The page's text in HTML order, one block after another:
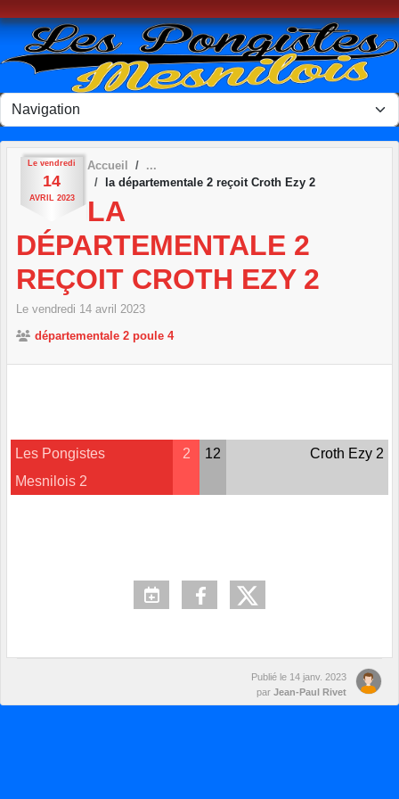
Le vendredi
14
AVRIL 2023
Accueil
la départementale 2 reçoit Croth Ezy 2
LA
DÉPARTEMENTALE 2
REÇOIT CROTH EZY 2
Le vendredi 14 avril 2023
départementale 2 poule 4
Les Pongistes
Mesnilois 2
2 12 Croth Ezy 2
Publié le 14 janv. 2023
par Jean-Paul Rivet